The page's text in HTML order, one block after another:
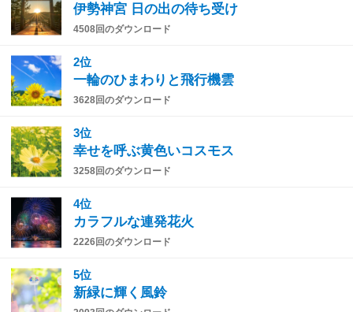
伊勢神宮 日の出の待ち受け
4508回のダウンロード
2位
一輪のひまわりと飛行機雲
3628回のダウンロード
3位
幸せを呼ぶ黄色いコスモス
3258回のダウンロード
4位
カラフルな連発花火
2226回のダウンロード
5位
新緑に輝く風鈴